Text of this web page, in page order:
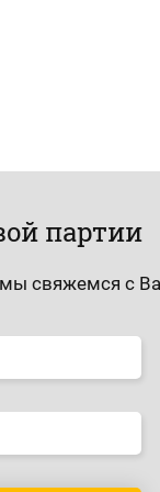
партии
свяжемся с